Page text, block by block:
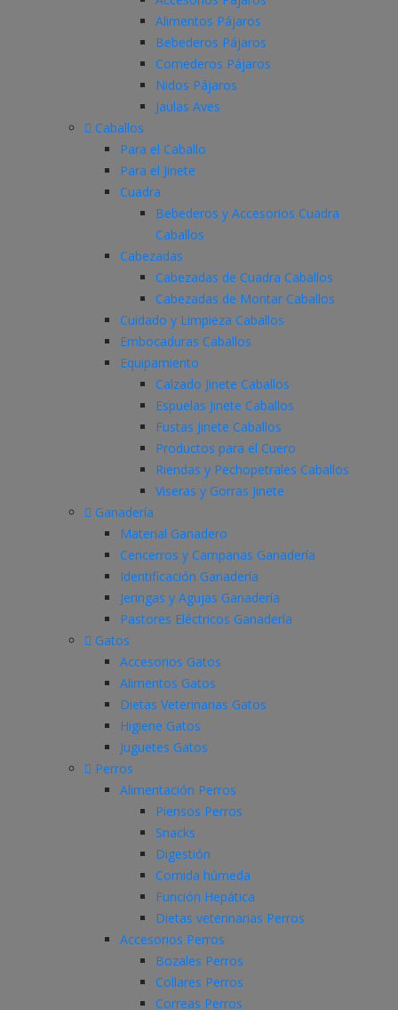
Alimentos Pájaros
Bebederos Pájaros
Comederos Pájaros
Nidos Pájaros
Jaulas Aves
Caballos
Para el Caballo
Para el Jinete
Cuadra
Bebederos y Accesorios Cuadra
Caballos
Cabezadas
Cabezadas de Cuadra Caballos
Cabezadas de Montar Caballos
Cuidado y Limpieza Caballos
Embocaduras Caballos
Equipamiento
Calzado Jinete Caballos
Espuelas Jinete Caballos
Fustas Jinete Caballos
Productos para el Cuero
Riendas y Pechopetrales Caballos
Viseras y Gorras Jinete
Ganadería
Material Ganadero
Cencerros y Campanas Ganadería
Identificación Ganadería
Jeringas y Agujas Ganadería
Pastores Eléctricos Ganadería
Gatos
Accesorios Gatos
Alimentos Gatos
Dietas Veterinarias Gatos
Higiene Gatos
Juguetes Gatos
Perros
Alimentación Perros
Piensos Perros
Snacks
Digestión
Comida húmeda
Función Hepática
Dietas veterinarias Perros
Accesorios Perros
Bozales Perros
Collares Perros
Correas Perros